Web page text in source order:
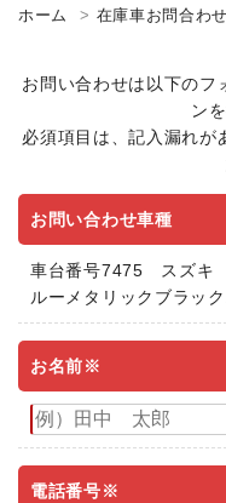
ホーム 在庫車お問合わせ
お問い合わせは以下のフ
ン
必須項目は、記入漏れが
お問い合わせ車種
車台番号7475 スズ
ルーメタリックブラッ
お名前※
電話番号※